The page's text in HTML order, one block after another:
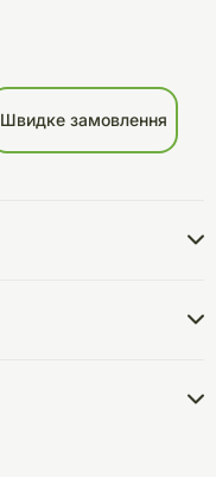
Швидке замовлення